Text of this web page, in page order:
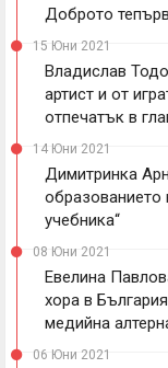
Доброто
15 Юни 2021
Владислав
артист и от
отпечатък в
14 Юни 2021
Димитринка
образованието
учебника“
08 Юни 2021
Евелина
хора в
медийна
06 Юни 2021